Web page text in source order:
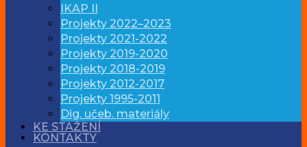
IKAP II
Projekty 2022–2023
Projekty 2021-2022
Projekty 2019-2020
Projekty 2018-2019
Projekty 2012-2017
Projekty 1995-2011
Dig. učeb. materiály
KE STAŽENÍ
KONTAKTY